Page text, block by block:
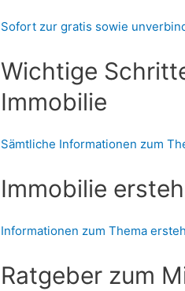
Sofort zur gratis sowie
Wichtige
Immobilie
Sämtliche Informationen zum
Immobilie
Informationen zum Thema
Ratgeber zum